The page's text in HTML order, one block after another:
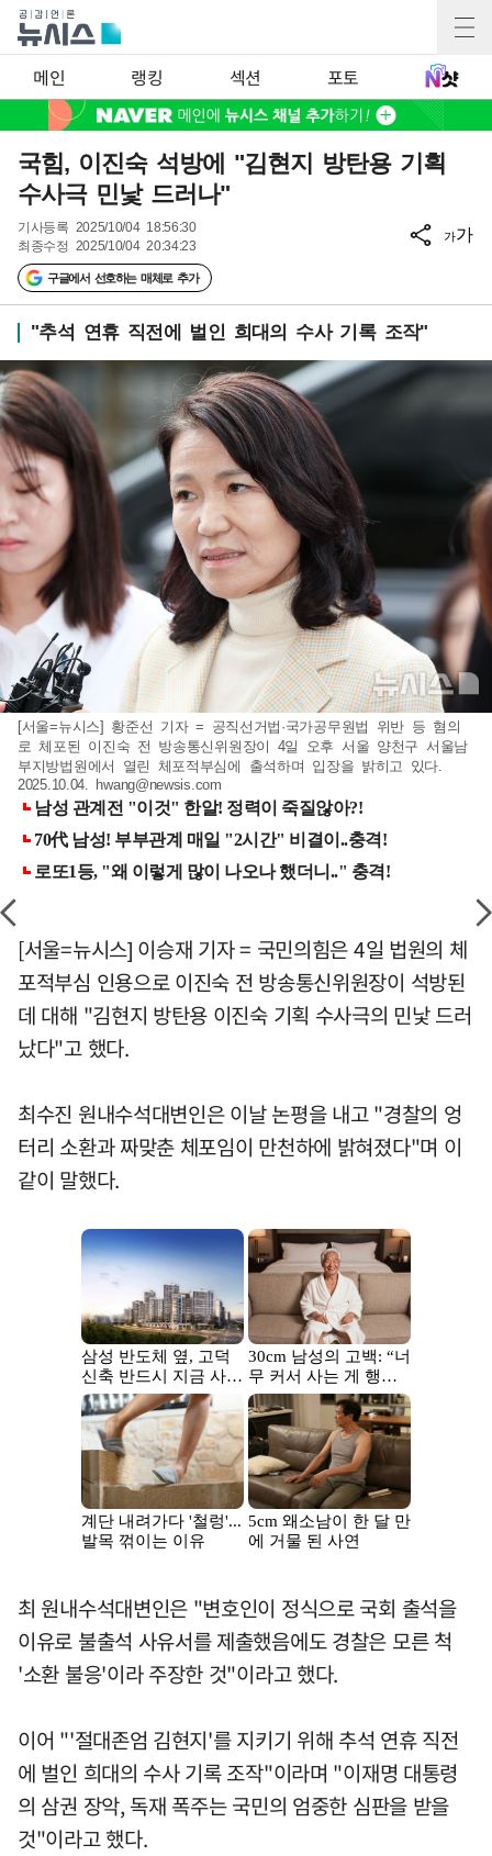
메인 랭킹 섹션 포토
국힘, 이진숙 석방에 "김현지 방탄용 기획
수사극 민낯 드러나"
기사등록 2025/10/04 18:56:30
최종수정 2025/10/04 20:34:23
구글에서 선호하는 매체로 추가
가가
"추석 연휴 직전에 벌인 희대의 수사 기록 조작"
[서울=뉴시스] 황준선 기자 = 공직선거법·국가공무원법 위반 등 혐의
로 체포된 이진숙 전 방송통신위원장이 4일 오후 서울 양천구 서울남
부지방법원에서 열린 체포적부심에 출석하며 입장을 밝히고 있다.
2025.10.04. hwang@newsis.com
[서울=뉴시스] 이승재 기자 = 국민의힘은 4일 법원의 체
포적부심 인용으로 이진숙 전 방송통신위원장이 석방된
데 대해 "김현지 방탄용 이진숙 기획 수사극의 민낯 드러
났다"고 했다.
최수진 원내수석대변인은 이날 논평을 내고 "경찰의 엉
터리 소환과 짜맞춘 체포임이 만천하에 밝혀졌다"며 이
같이 말했다.
최 원내수석대변인은 "변호인이 정식으로 국회 출석을
이유로 불출석 사유서를 제출했음에도 경찰은 모른 척
'소환 불응'이라 주장한 것"이라고 했다.
이어 "'절대존엄 김현지'를 지키기 위해 추석 연휴 직전
에 벌인 희대의 수사 기록 조작"이라며 "이재명 대통령
의 삼권 장악, 독재 폭주는 국민의 엄중한 심판을 받을
것"이라고 했다.